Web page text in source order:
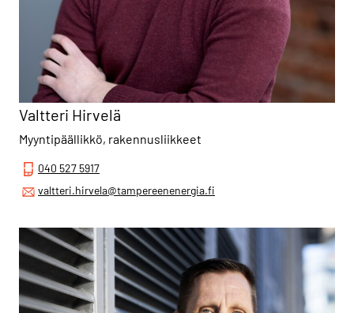
Valtteri Hirvelä
Myyntipäällikkö, rakennusliikkeet
040 527 5917
valtteri.hirvela@tampereenenergia.fi